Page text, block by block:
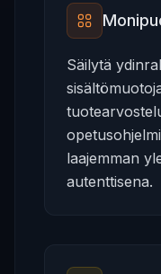
Säilytä
laajemman
autenttisena.